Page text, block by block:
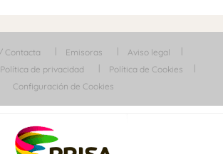
Contacta Emisoras
Aviso legal
Política de privacidad
Política de Cookies
Configuración de Cookies